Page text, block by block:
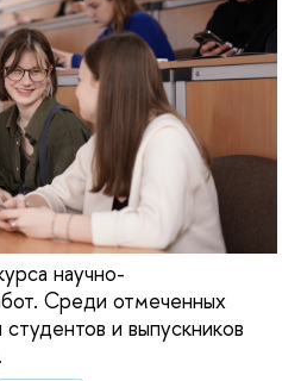
научно-
Среди отмеченных
и выпускников